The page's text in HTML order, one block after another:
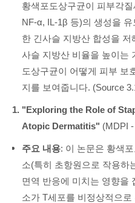
황색포도상구균이 피부각
NF-α, IL-1β 등)의 생성을
한 긴사슬 지방산 합성을
사슬 지방산 비율을 높이는
도상구균이 어떻게 피부 보
지를 보여줍니다. (Source
"Exploring the Role of
Atopic Dermatitis" (MDPI
주요 내용: 이 논문은 황색
소(특히 초항원으로 작용하
면역 반응에 미치는 영향을
소가 T세포를 비정상적으